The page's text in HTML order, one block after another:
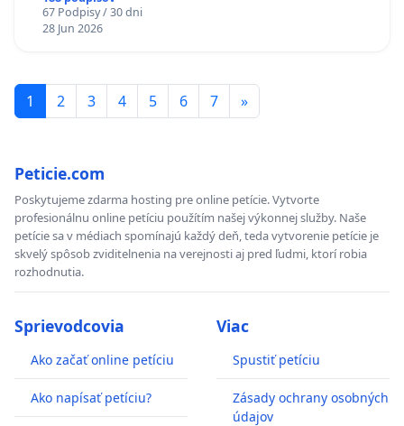
Policajného zboru SR
67 Podpisy / 30 dni
28 Jun 2026
1 2 3 4 5 6 7 »
Peticie.com
Poskytujeme zdarma hosting pre online petície. Vytvorte
profesionálnu online petíciu použítím našej výkonnej služby. Naše
petície sa v médiach spomínajú každý deň, teda vytvorenie petície je
skvelý spôsob zviditelnenia na verejnosti aj pred ľudmi, ktorí robia
rozhodnutia.
Sprievodcovia
Ako začať online petíciu
Ako napísať petíciu?
Viac
Spustiť petíciu
Zásady ochrany osobných
údajov